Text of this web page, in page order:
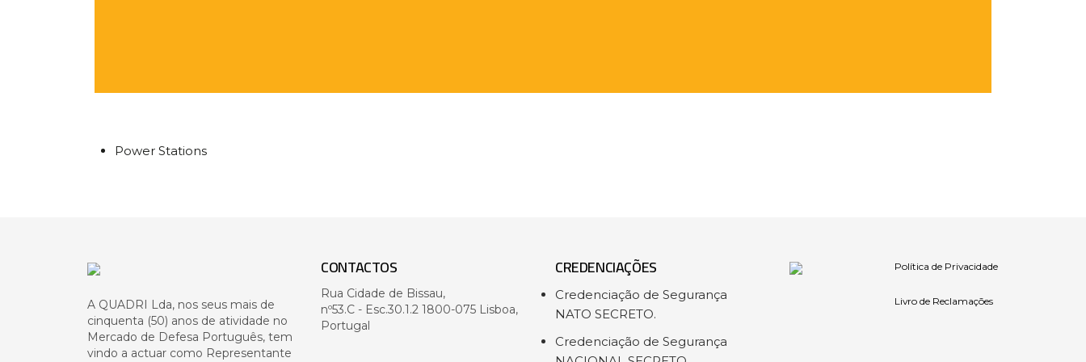
Power Stations
A QUADRI Lda, nos seus mais de
cinquenta (50) anos de atividade no
Mercado de Defesa Português, tem
vindo a actuar como Representante
CONTACTOS
Rua Cidade de Bissau,
nº53.C - Esc.30.1.2 1800-075 Lisboa,
Portugal
CREDENCIAÇÕES
Credenciação de Segurança
NATO SECRETO.
Credenciação de Segurança
Política de Privacidade
Livro de Reclamações